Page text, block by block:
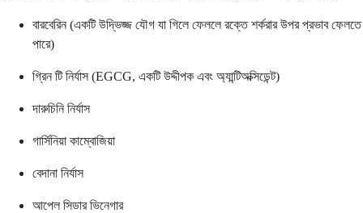
বারবেরিন (একটি উদ্ভিজ্জ যৌগ যা গিলে ফেললে রক্তে শর্করার উপর প্রভাব ফেলতে
পারে)
গ্রিন টি নির্যাস (EGCG, একটি উদ্দীপক এবং অ্যান্টিঅক্সিডেন্ট)
দারুচিনি নির্যাস
গার্সিনিয়া কাম্বোজিয়া
বেদানা নির্যাস
আপেল সিডার ভিনেগার